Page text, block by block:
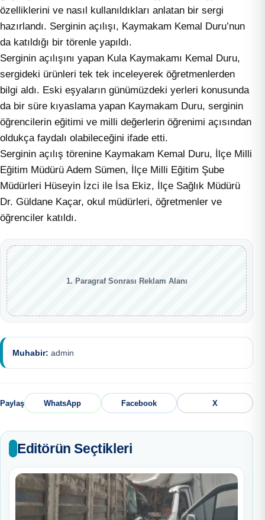
özelliklerini ve nasıl kullanıldıkları anlatan bir sergi
hazırlandı. Serginin açılışı, Kaymakam Kemal Duru’nun
da katıldığı bir törenle yapıldı.
Serginin açılışını yapan Kula Kaymakamı Kemal Duru,
sergideki ürünleri tek tek inceleyerek öğretmenlerden
bilgi aldı. Eski eşyaların günümüzdeki yerleri konusunda
da bir süre kıyaslama yapan Kaymakam Duru, serginin
öğrencilerin eğitimi ve milli değerlerin öğrenimi açısından
oldukça faydalı olabileceğini ifade etti.
Serginin açılış törenine Kaymakam Kemal Duru, İlçe Milli
Eğitim Müdürü Adem Sümen, İlçe Milli Eğitim Şube
Müdürleri Hüseyin İzci ile İsa Ekiz, İlçe Sağlık Müdürü
Dr. Güldane Kaçar, okul müdürleri, öğretmenler ve
öğrenciler katıldı.
1. Paragraf Sonrası Reklam Alanı
Muhabir: admin
Paylaş WhatsApp Facebook X
Editörün Seçtikleri